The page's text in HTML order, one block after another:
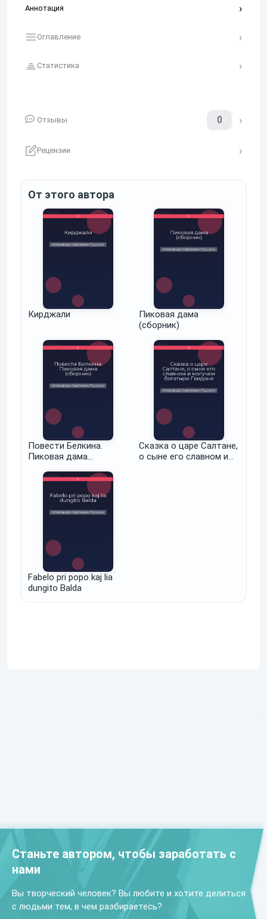
Аннотация
Оглавление
Статистика
Отзывы 0
Рецензии
От этого автора
Кирджали
Пиковая дама
(сборник)
Повести Белкина.
Пиковая дама
Сказка о царе Салтане,
о сыне его славном и
Fabelo pri popo kaj lia
dungito Balda
Станьте автором, чтобы заработать с
нами
Вы творческий человек? Вы любите и хотите делиться
с людьми тем, в чем разбираетесь?